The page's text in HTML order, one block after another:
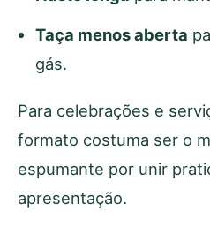
Taça menos aberta
gás.
Para celebrações e
formato costuma ser o
espumante por unir
apresentação.